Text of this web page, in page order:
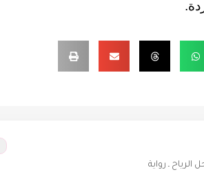
ـ رواية